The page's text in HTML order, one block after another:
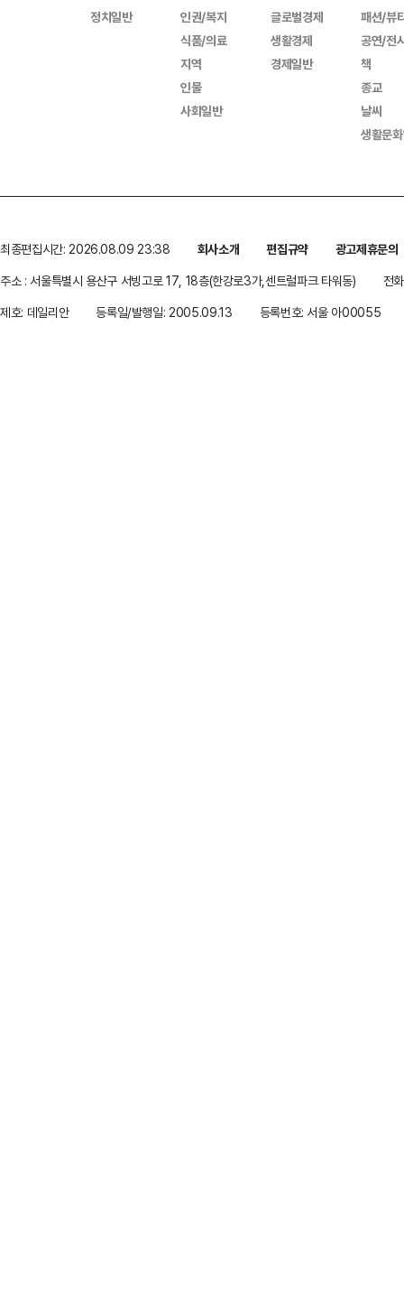
정치일반
인권/복지
식품/의료
지역
인물
사회일반
글로벌경제
생활경제
경제일반
패션/뷰
공연/전
책
종교
날씨
생활문
최종편집시간: 2026.08.09 23:38 회사소개 편집규약
광고제휴문의
주소 : 서울특별시 용산구 서빙고로 17, 18층(한강로3가,센트럴파크 타워동)
전
제호: 데일리안
등록일/발행일: 2005.09.13 등록번호: 서울 아00055